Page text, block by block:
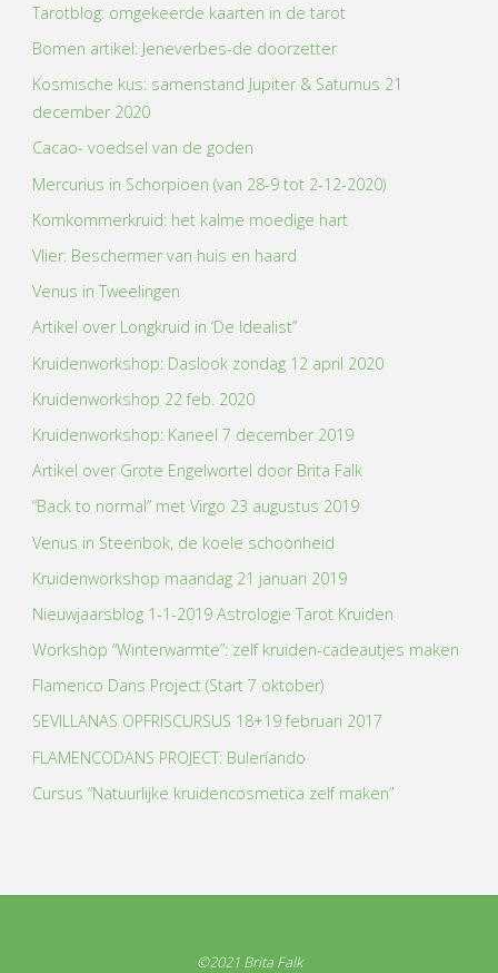
Tarotblog: omgekeerde kaarten in de tarot
Bomen artikel: Jeneverbes-de doorzetter
Kosmische kus: samenstand Jupiter & Saturnus 21
december 2020
Cacao- voedsel van de goden
Mercurius in Schorpioen (van 28-9 tot 2-12-2020)
Komkommerkruid: het kalme moedige hart
Vlier: Beschermer van huis en haard
Venus in Tweelingen
Artikel over Longkruid in ‘De Idealist”
Kruidenworkshop: Daslook zondag 12 april 2020
Kruidenworkshop 22 feb. 2020
Kruidenworkshop: Kaneel 7 december 2019
Artikel over Grote Engelwortel door Brita Falk
“Back to normal” met Virgo 23 augustus 2019
Venus in Steenbok, de koele schoonheid
Kruidenworkshop maandag 21 januari 2019
Nieuwjaarsblog 1-1-2019 Astrologie Tarot Kruiden
Workshop “Winterwarmte”: zelf kruiden-cadeautjes maken
Flamenco Dans Project (Start 7 oktober)
SEVILLANAS OPFRISCURSUS 18+19 februari 2017
FLAMENCODANS PROJECT: Buleríando
Cursus “Natuurlijke kruidencosmetica zelf maken”
©2021 Brita Falk